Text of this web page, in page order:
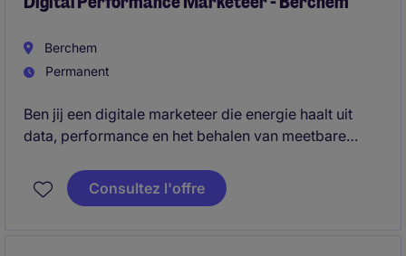
Berchem
Permanent
Ben jij een digitale marketeer die energie haalt uit
data, performance en het behalen van meetbare
specialist die campagnes beheert van strategie tot
optimalisatie en als volwaardige sparringpartner
Consultez l'offre